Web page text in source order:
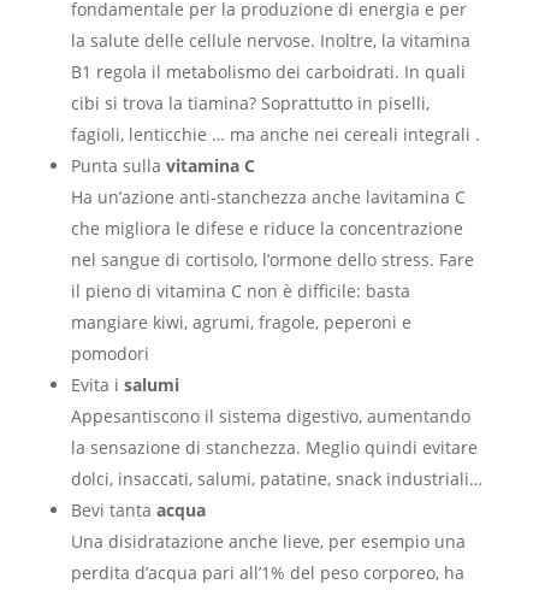
fondamentale per la produzione di energia e per
la salute delle cellule nervose. Inoltre, la vitamina
B1 regola il metabolismo dei carboidrati. In quali
cibi si trova la tiamina? Soprattutto in piselli,
fagioli, lenticchie … ma anche nei cereali integrali .
Punta sulla vitamina C
Ha un’azione anti-stanchezza anche lavitamina C
che migliora le difese e riduce la concentrazione
nel sangue di cortisolo, l’ormone dello stress. Fare
il pieno di vitamina C non è difficile: basta
mangiare kiwi, agrumi, fragole, peperoni e
pomodori
Evita i salumi
Appesantiscono il sistema digestivo, aumentando
la sensazione di stanchezza. Meglio quindi evitare
dolci, insaccati, salumi, patatine, snack industriali…
Bevi tanta acqua
Una disidratazione anche lieve, per esempio una
perdita d’acqua pari all’1% del peso corporeo, ha